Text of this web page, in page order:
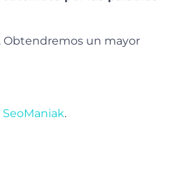
. Obtendremos un mayor
SeoManiak.